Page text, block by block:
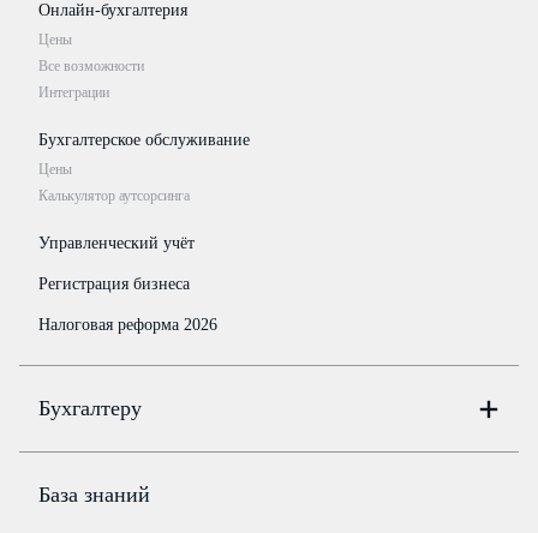
Онлайн-бухгалтерия
Цены
Все возможности
Интеграции
Бухгалтерское обслуживание
Цены
Калькулятор аутсорсинга
Управленческий учёт
Регистрация бизнеса
Налоговая реформа 2026
Бухгалтеру
Цены
База знаний